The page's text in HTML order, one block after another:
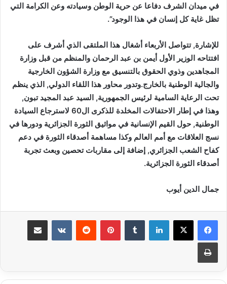
في ميدان الشرف دفاعا عن حرية الوطن وسيادته وعن الكرامة التي
تظل غاية كل إنسان في هذا الوجود”.
للإشارة, تتواصل الأربعاء أشغال هذا الملتقى الذي أشرف على
افتتاحه الوزير الأول أيمن بن عبد الرحمان والمنظم من قبل وزارة
المجاهدين وذوي الحقوق بالتنسيق مع وزارة الشؤون الخارجية
والجالية الوطنية بالخارج.وتدور محاور هذا اللقاء الدولي, الذي ينظم
تحت الرعاية السامية لرئيس الجمهورية, السيد عبد المجيد تبون,
وهذا في إطار الاحتفالات المخلدة للذكرى ال60 لاسترجاع السيادة
الوطنية, حول القيم الإنسانية في مواثيق الثورة الجزائرية ودورها في
نسج العلاقات مع أمم العالم وكذا مساهمة أصدقاء الثورة في دعم
كفاح الشعب الجزائري, إضافة إلى مقاربات تحصين وبعث تجربة
أصدقاء الثورة الجزائرية.
جمال الدين أيوب
لينكدإن بينتيريست
طباعة